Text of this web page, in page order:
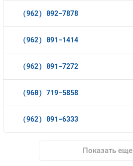
(962) 092-7878
(962) 091-1414
(962) 091-7272
(960) 719-5858
(962) 091-6333
Показать еще